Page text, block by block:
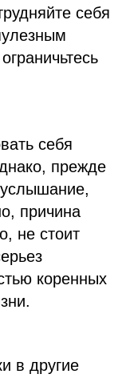
себя
себя
прежде
причина
не стоит
коренных
в другие